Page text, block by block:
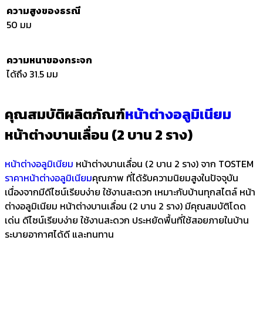
ความสูงของธรณี
50 มม
ความหนาของกระจก
ได้ถึง 31.5 มม
คุณสมบัติผลิตภัณฑ์หน้าต่างอลูมิเนียม
หน้าต่างบานเลื่อน (2 บาน 2 ราง)
หน้าต่างอลูมิเนียม หน้าต่างบานเลื่อน (2 บาน 2 ราง) จาก TOSTEM
ราคาหน้าต่างอลูมิเนียมคุณภาพ ที่ได้รับความนิยมสูงในปัจจุบัน
เนื่องจากมีดีไซน์เรียบง่าย ใช้งานสะดวก เหมาะกับบ้านทุกสไตล์ หน้า
ต่างอลูมิเนียม หน้าต่างบานเลื่อน (2 บาน 2 ราง) มีคุณสมบัติโดด
เด่น ดีไซน์เรียบง่าย ใช้งานสะดวก ประหยัดพื้นที่ใช้สอยภายในบ้าน
ระบายอากาศได้ดี และทนทาน